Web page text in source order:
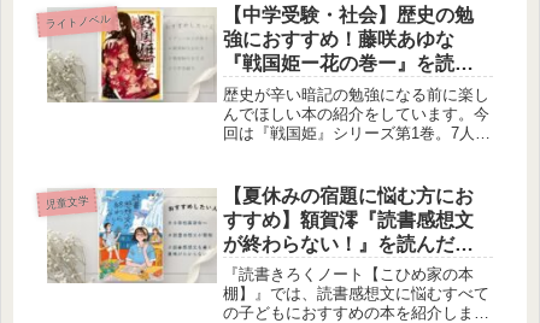
しく」「母親・父親だから」「年を考
えなさい」など、そんな言葉に「おか
しい！」と思ったことがある方におす
すめの小説です。
ライトノベル
【中学受験・社会】歴史の勉
強におすすめ！藤咲あゆな
『戦国姫ー花の巻ー』を読ん
だ感想
歴史が辛い暗記の勉強になる前に楽し
んでほしい本の紹介をしています。今
回は『戦国姫』シリーズ第1巻。7人の
児童文学
【夏休みの宿題に悩む方にお
すすめ】額賀澪『読書感想文
が終わらない！』を読んだ感
想
『読書きろくノート【こひめ家の本
棚】』では、読書感想文に悩むすべて
の子どもにおすすめの本を紹介しま